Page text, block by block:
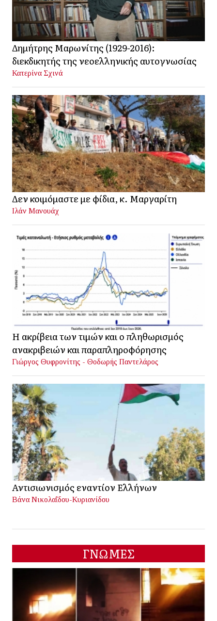
Δημήτρης Μαρωνίτης (1929-2016):
διεκδικητής της νεοελληνικής αυτογνωσίας
Κατερίνα Σχινά
Δεν κοιμόμαστε με φίδια, κ. Μαργαρίτη
Ιλάν Μανουάχ
Η ακρίβεια των τιμών και ο πληθωρισμός
ανακριβειών και παραπληροφόρησης
Γιώργος Θυφρονίτης - Θοδωρής Παντελάρος
Αντισιωνισμός εναντίον Ελλήνων
Βάνα Νικολαΐδου-Κυριανίδου
ΓΝΩΜΕΣ